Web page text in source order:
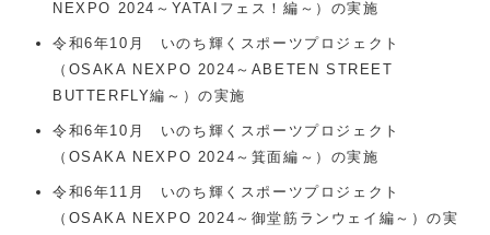
NEXPO 2024～YATAIフェス！編～）の実施
令和6年10月 いのち輝くスポーツプロジェクト
（OSAKA NEXPO 2024～ABETEN STREET
BUTTERFLY編～）の実施
令和6年10月 いのち輝くスポーツプロジェクト
（OSAKA NEXPO 2024～箕面編～）の実施
令和6年11月 いのち輝くスポーツプロジェクト
（OSAKA NEXPO 2024～御堂筋ランウェイ編～）の実